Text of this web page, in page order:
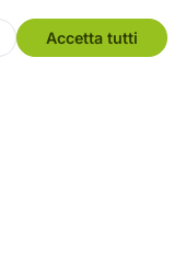
Accetta tutti